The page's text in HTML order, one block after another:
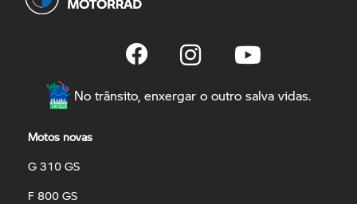
No trânsito, enxergar o outro salva vidas.
Motos novas
G 310 GS
F 800 GS